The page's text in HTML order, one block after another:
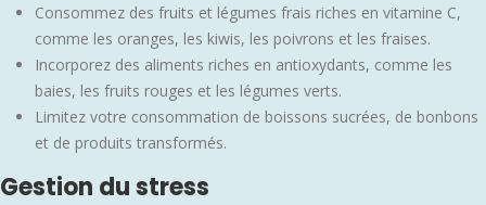
Consommez des fruits et légumes frais riches en vitamine C,
comme les oranges, les kiwis, les poivrons et les fraises.
Incorporez des aliments riches en antioxydants, comme les
baies, les fruits rouges et les légumes verts.
Limitez votre consommation de boissons sucrées, de bonbons
et de produits transformés.
Gestion du stress